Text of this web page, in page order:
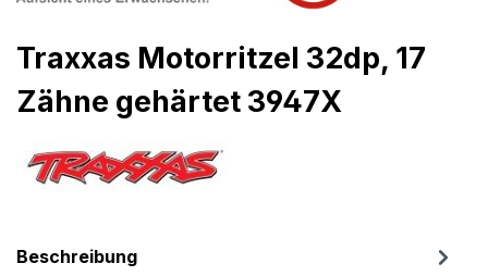
Traxxas Motorritzel 32dp, 17
Zähne gehärtet 3947X
Beschreibung